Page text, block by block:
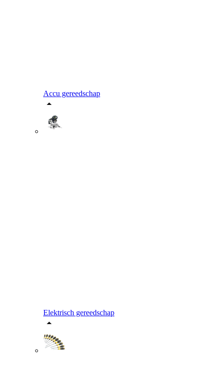
Accu gereedschap
Elektrisch gereedschap